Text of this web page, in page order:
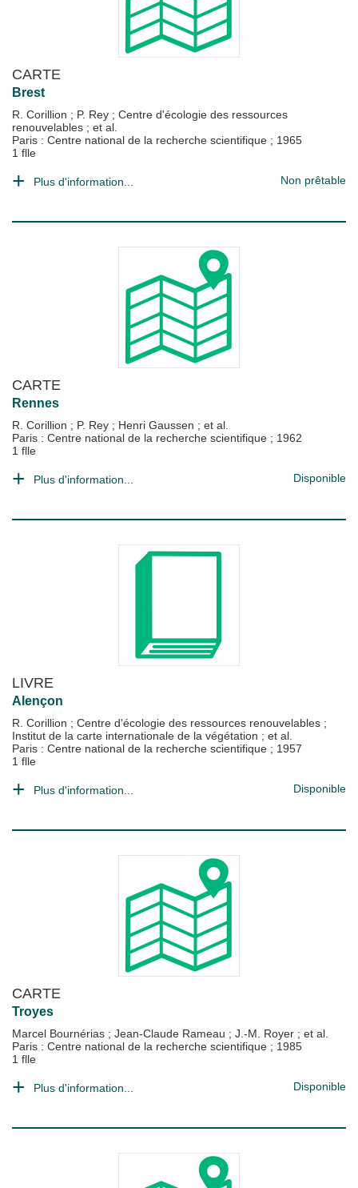
CARTE
Brest
R. Corillion ; P. Rey ; Centre d'écologie des ressources
renouvelables ; et al.
Paris : Centre national de la recherche scientifique ; 1965
1 flle
Plus d'information... Non prêtable
CARTE
Rennes
R. Corillion ; P. Rey ; Henri Gaussen ; et al.
Paris : Centre national de la recherche scientifique ; 1962
1 flle
Plus d'information... Disponible
LIVRE
Alençon
R. Corillion ; Centre d'écologie des ressources renouvelables ;
Institut de la carte internationale de la végétation ; et al.
Paris : Centre national de la recherche scientifique ; 1957
1 flle
Plus d'information... Disponible
CARTE
Troyes
Marcel Bournérias ; Jean-Claude Rameau ; J.-M. Royer ; et al.
Paris : Centre national de la recherche scientifique ; 1985
1 flle
Plus d'information... Disponible